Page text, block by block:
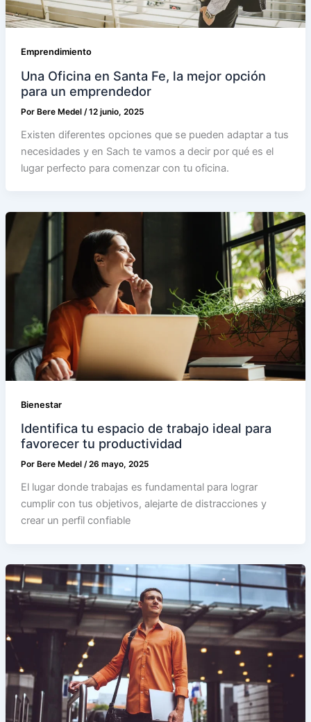
Emprendimiento
Una Oficina en Santa Fe, la mejor opción
para un emprendedor
Por Bere Medel /12 junio, 2025
Existen diferentes opciones que se pueden adaptar a tus
necesidades y en Sach te vamos a decir por qué es el
lugar perfecto para comenzar con tu oficina.
Bienestar
Identifica tu espacio de trabajo ideal para
favorecer tu productividad
Por Bere Medel /26 mayo, 2025
El lugar donde trabajas es fundamental para lograr
cumplir con tus objetivos, alejarte de distracciones y
crear un perfil confiable